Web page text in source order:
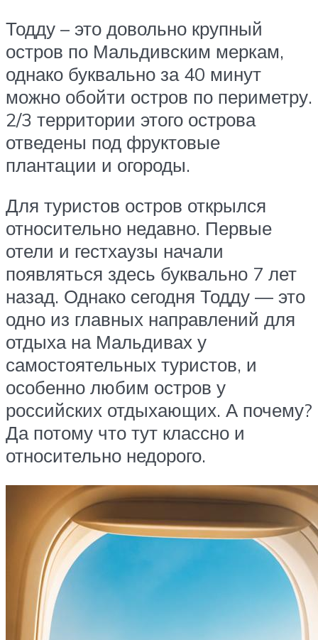
Тодду – это довольно крупный
остров по Мальдивским меркам,
однако буквально за 40 минут
можно обойти остров по периметру.
2/3 территории этого острова
отведены под фруктовые
плантации и огороды.
Для туристов остров открылся
относительно недавно. Первые
отели и гестхаузы начали
появляться здесь буквально 7 лет
назад. Однако сегодня Тодду — это
одно из главных направлений для
отдыха на Мальдивах у
самостоятельных туристов, и
особенно любим остров у
российских отдыхающих. А почему?
Да потому что тут классно и
относительно недорого.